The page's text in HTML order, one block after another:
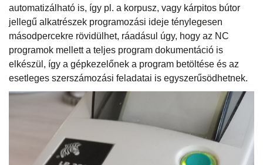
automatizálható is, így pl. a korpusz, vagy kárpitos bútor
jellegű alkatrészek programozási ideje ténylegesen
másodpercekre rövidülhet, ráadásul úgy, hogy az NC
programok mellett a teljes program dokumentáció is
elkészül, így a gépkezelőnek a program betöltése és az
esetleges szerszámozási feladatai is egyszerűsödhetnek.